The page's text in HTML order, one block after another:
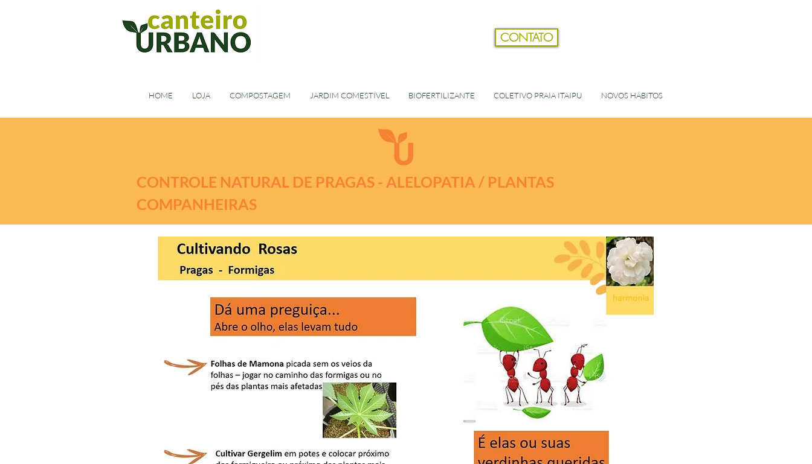
CONTATO
HOME LOJA COMPOSTAGEM JARDIM COMESTÍVEL BIOFERTILIZANTE COLETIVO PRAIA ITAIPU NOVOS HÁBITOS
CONTROLE NATURAL DE PRAGAS - ALELOPATIA / PLANTAS
COMPANHEIRAS